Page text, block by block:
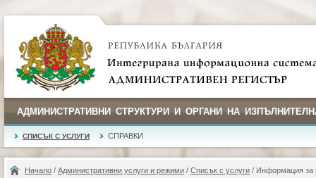
АДМИНИСТРАТИВНИ СТРУКТУРИ И ОРГАНИ НА
СПИСЪК С УСЛУГИ СПРАВКИ
Начало / Административни услуги и режими / Списък с услуги / Информация за